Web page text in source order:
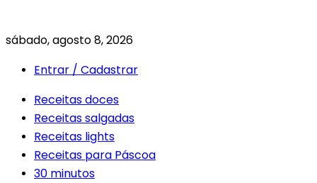
sábado, agosto 8, 2026
Entrar / Cadastrar
Receitas doces
Receitas salgadas
Receitas lights
Receitas para Páscoa
30 minutos